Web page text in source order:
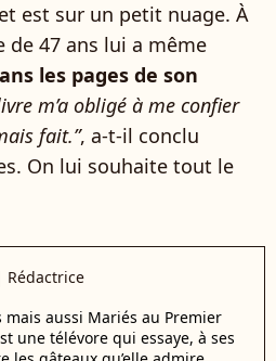
est sur un petit nuage. À
de 47 ans lui a même
les pages de son
m’a obligé à me confier
fait.”, a-t-il conclu
On lui souhaite tout le
Rédactrice
mais aussi Mariés au Premier
une télévore qui essaye, à ses